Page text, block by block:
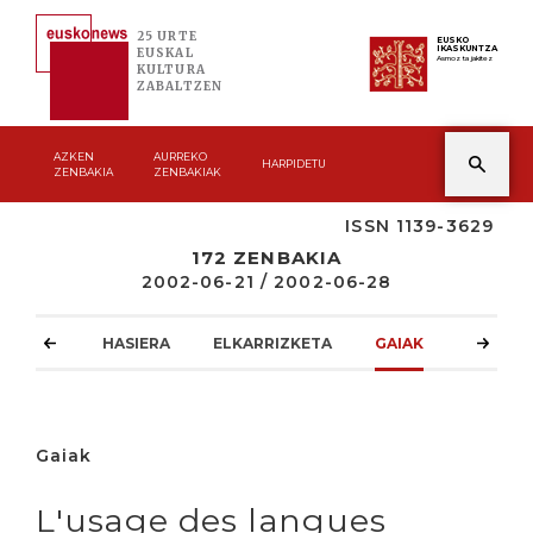
25 URTE
EUSKAL
KULTURA
ZABALTZEN
EUSKO
IKASKUNTZA
Asmoz ta jakitez
AZKEN
ZENBAKIA
AURREKO
ZENBAKIAK
HARPIDETU
ISSN 1139-3629
172 ZENBAKIA
2002-06-21 / 2002-06-28
HASIERA ELKARRIZKETA GAIAK
Gaiak
L'usage des langues